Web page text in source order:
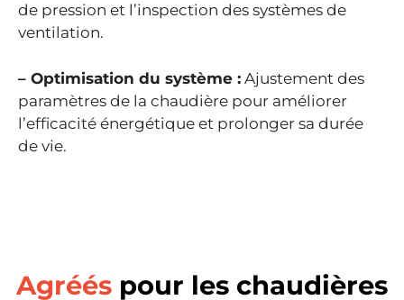
de pression et l’inspection des systèmes de
ventilation.
– Optimisation du système : Ajustement des
paramètres de la chaudière pour améliorer
l’efficacité énergétique et prolonger sa durée
de vie.
Agréés pour les chaudières